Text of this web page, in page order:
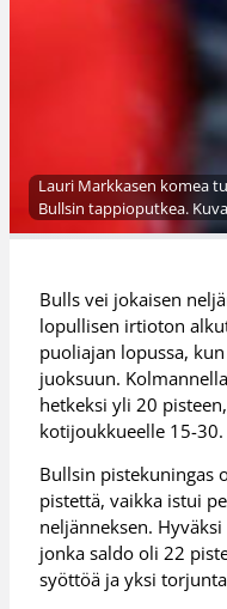
Lauri Markkasen komea
Bullsin tappioputkea.
Bulls vei jokaisen
lopullisen irtioton
puoliajan lopussa,
juoksuun.
hetkeksi yli 20
kotijoukkueelle 15-30.
Bullsin pistekuningas
pistettä, vaikka istui
neljänneksen.
jonka saldo oli 22
syöttöä ja yksi